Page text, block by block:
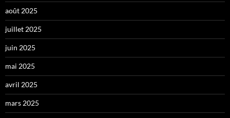
août 2025
juillet 2025
juin 2025
mai 2025
avril 2025
mars 2025